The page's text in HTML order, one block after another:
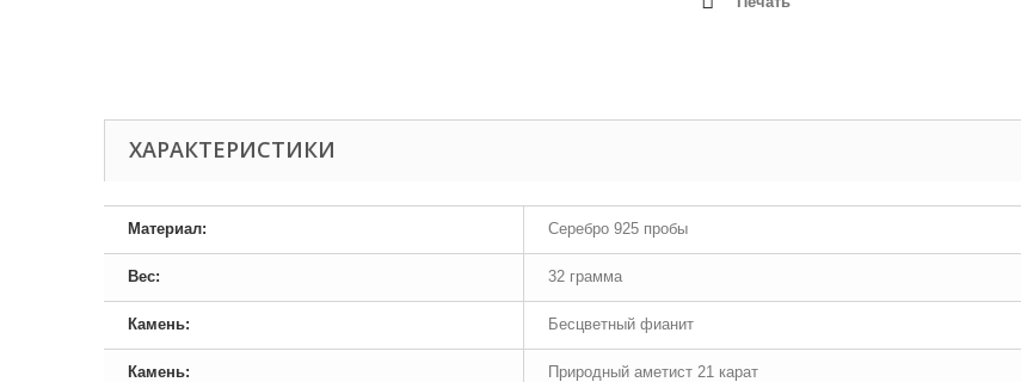
ХАРАКТЕРИСТИКИ
Материал: Серебро 925 пробы
Вес: 32 грамма
Камень: Бесцветный фианит
Камень: Природный аметист 21 карат